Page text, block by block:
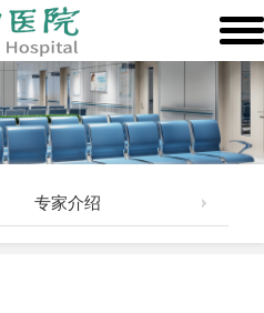
专家介绍